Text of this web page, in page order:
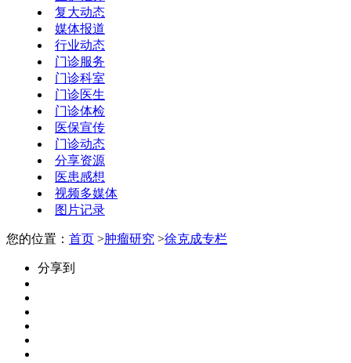
复大动态
媒体报道
行业动态
门诊服务
门诊科室
门诊医生
门诊体检
医保宣传
门诊动态
分享资源
医患感想
视频多媒体
图片记录
您的位置： 首页 >肿瘤研究 >徐克成专栏
分享到